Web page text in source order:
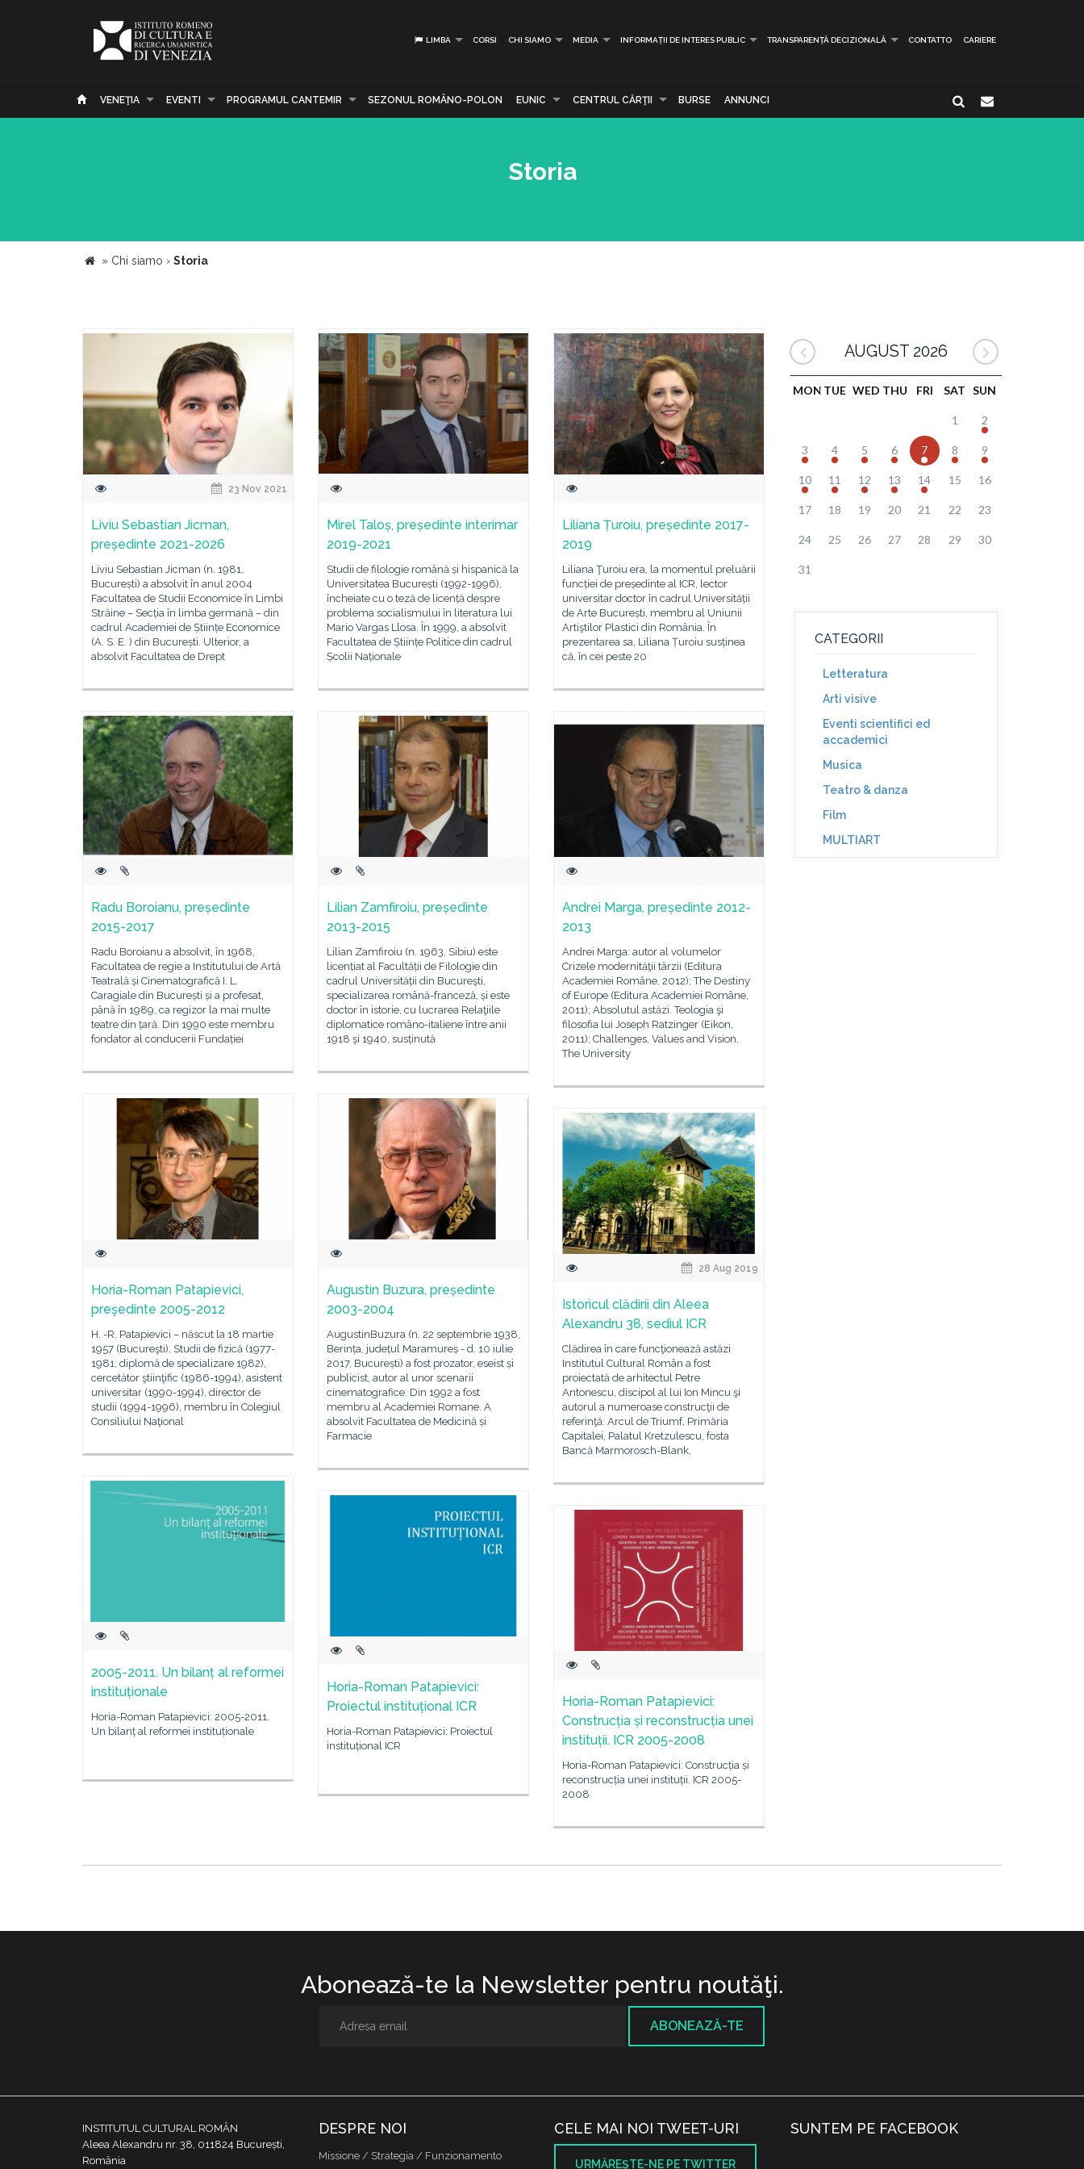
LIMBA CORSI CHI SIAMO MEDIA INFORMAȚII DE INTERES PUBLIC TRANSPARENȚĂ DECIZIONALĂ CONTATTO CARIERE
VENEŢIA EVENTI PROGRAMUL CANTEMIR SEZONUL ROMÂNO-POLON EUNIC CENTRUL CĂRŢII BURSE ANNUNCI
Storia
» Chi siamo › Storia
23 Nov 2021
Liviu Sebastian Jicman,
președinte 2021-2026
Liviu Sebastian Jicman (n. 1981,
București) a absolvit în anul 2004
Facultatea de Studii Economice în Limbi
Străine – Secția în limba germană – din
cadrul Academiei de Științe Economice
(A. S. E. ) din București. Ulterior, a
absolvit Facultatea de Drept
Mirel Taloș, președinte interimar
2019-2021
Studii de filologie română și hispanică la
Universitatea București (1992-1996),
încheiate cu o teză de licență despre
problema socialismului în literatura lui
Mario Vargas Llosa. În 1999, a absolvit
Facultatea de Științe Politice din cadrul
Școlii Naționale
Liliana Țuroiu, președinte 2017-
2019
Liliana Ţuroiu era, la momentul preluării
funcției de președinte al ICR, lector
universitar doctor în cadrul Universității
de Arte București, membru al Uniunii
Artiştilor Plastici din România. În
prezentarea sa, Liliana Țuroiu susținea
că, în cei peste 20
Radu Boroianu, președinte
2015-2017
Radu Boroianu a absolvit, în 1968,
Facultatea de regie a Institutului de Artă
Teatrală și Cinematografică I. L.
Caragiale din București și a profesat,
până în 1989, ca regizor la mai multe
teatre din țară. Din 1990 este membru
fondator al conducerii Fundației
Lilian Zamfiroiu, președinte
2013-2015
Lilian Zamfiroiu (n. 1963, Sibiu) este
licențiat al Facultății de Filologie din
cadrul Universității din Bucureşti,
specializarea română-franceză, și este
doctor în istorie, cu lucrarea Relaţiile
diplomatice româno-italiene între anii
1918 şi 1940, susținută
Andrei Marga, președinte 2012-
2013
Andrei Marga: autor al volumelor
Crizele modernităţii târzii (Editura
Academiei Române, 2012); The Destiny
of Europe (Editura Academiei Române,
2011); Absolutul astăzi. Teologia şi
filosofia lui Joseph Ratzinger (Eikon,
2011); Challenges, Values and Vision.
The University
Horia-Roman Patapievici,
preşedinte 2005-2012
H. -R. Patapievici – născut la 18 martie
1957 (Bucureşti). Studii de fizică (1977-
1981; diplomă de specializare 1982),
cercetător ştiinţific (1986-1994), asistent
universitar (1990-1994), director de
studii (1994-1996), membru în Colegiul
Consiliului Naţional
Augustin Buzura, președinte
2003-2004
AugustinBuzura (n. 22 septembrie 1938,
Berința, județul Maramureș - d. 10 iulie
2017, București) a fost prozator, eseist și
publicist, autor al unor scenarii
cinematografice. Din 1992 a fost
membru al Academiei Romane. A
absolvit Facultatea de Medicină și
Farmacie
28 Aug 2019
Istoricul clădirii din Aleea
Alexandru 38, sediul ICR
Clădirea în care funcţionează astăzi
Institutul Cultural Român a fost
proiectată de arhitectul Petre
Antonescu, discipol al lui Ion Mincu şi
autorul a numeroase construcţii de
referinţă: Arcul de Triumf, Primăria
Capitalei, Palatul Kretzulescu, fosta
Bancă Marmorosch-Blank,
2005-2011. Un bilanț al reformei
instituționale
Horia-Roman Patapievici: 2005-2011.
Un bilanț al reformei instituționale
Horia-Roman Patapievici:
Proiectul instituțional ICR
Horia-Roman Patapievici: Proiectul
instituțional ICR
Horia-Roman Patapievici:
Construcția și reconstrucția unei
instituții. ICR 2005-2008
Horia-Roman Patapievici: Construcția și
reconstrucția unei instituții. ICR 2005-
2008
AUGUST 2026
MON TUE WED THU FRI SAT SUN
1 2
3 4 5 6 7 8 9
10 11 12 13 14 15 16
17 18 19 20 21 22 23
24 25 26 27 28 29 30
31
CATEGORII
Letteratura
Arti visive
Eventi scientifici ed
accademici
Musica
Teatro & danza
Film
MULTIART
Abonează-te la Newsletter pentru noutăţi.
ABONEAZĂ-TE
INSTITUTUL CULTURAL ROMÂN
Aleea Alexandru nr. 38, 011824 București,
România
DESPRE NOI
Missione / Strategia / Funzionamento
CELE MAI NOI TWEET-URI
URMĂREŞTE-NE PE TWITTER
SUNTEM PE FACEBOOK